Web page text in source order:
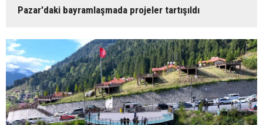
Pazar'daki bayramlaşmada projeler tartışıldı